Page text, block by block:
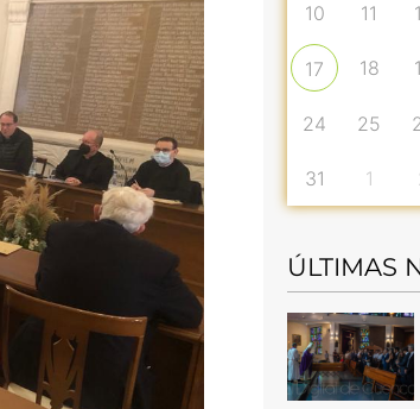
10 11
17 18
24 25
31 1
ÚLTIMAS